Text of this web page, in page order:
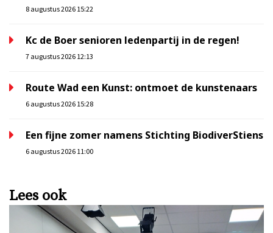
8 augustus 2026 15:22
Kc de Boer senioren ledenpartij in de regen!
7 augustus 2026 12:13
Route Wad een Kunst: ontmoet de kunstenaars
6 augustus 2026 15:28
Een fijne zomer namens Stichting BiodiverStiens
6 augustus 2026 11:00
Lees ook